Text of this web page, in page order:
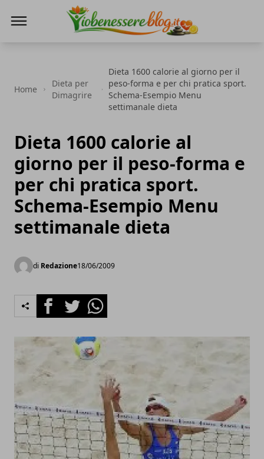
Home
Dieta per
Dimagrire
Dieta 1600 calorie al giorno per il
peso-forma e per chi pratica sport.
Schema-Esempio Menu
settimanale dieta
Dieta 1600 calorie al
giorno per il peso-forma e
per chi pratica sport.
Schema-Esempio Menu
settimanale dieta
di Redazione18/06/2009
FacebookTwitterWhatsapp